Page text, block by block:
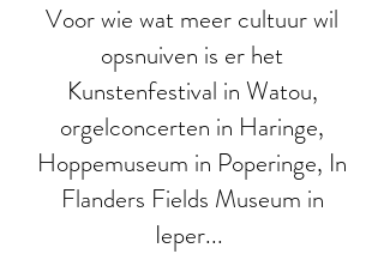
Voor wie wat meer cultuur wil
opsnuiven is er het
Kunstenfestival in Watou,
orgelconcerten in Haringe,
Hoppemuseum in Poperinge, In
Flanders Fields Museum in
Ieper...